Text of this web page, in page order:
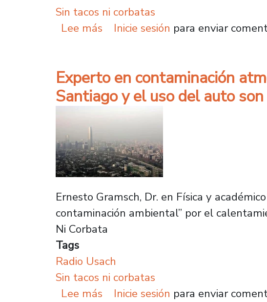
Sin tacos ni corbatas
Lee más sobre Investigadora en sistema
Inicie sesión para enviar
Experto en contaminación
Santiago y el uso del auto
Ernesto Gramsch, Dr. en Física y
contaminación ambiental” por el
Ni Corbata
Tags
Radio Usach
Sin tacos ni corbatas
Lee más sobre Experto en
Inicie sesión para enviar